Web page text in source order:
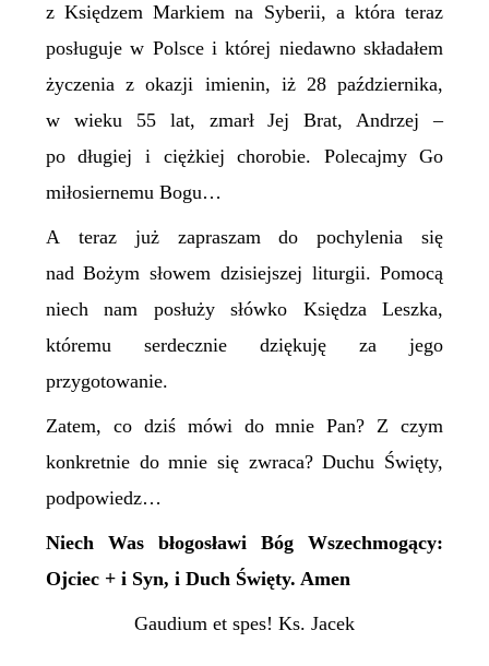
z Księdzem Markiem na Syberii, a która teraz
posługuje w Polsce i której niedawno składałem
życzenia z okazji imienin, iż 28 października,
w wieku 55 lat, zmarł Jej Brat, Andrzej –
po długiej i ciężkiej chorobie. Polecajmy Go
miłosiernemu Bogu…
A teraz już zapraszam do pochylenia się
nad Bożym słowem dzisiejszej liturgii. Pomocą
niech nam posłuży słówko Księdza Leszka,
któremu serdecznie dziękuję za jego
przygotowanie.
Zatem, co dziś mówi do mnie Pan? Z czym
konkretnie do mnie się zwraca? Duchu Święty,
podpowiedz…
Niech Was błogosławi Bóg Wszechmogący:
Ojciec + i Syn, i Duch Święty. Amen
Gaudium et spes! Ks. Jacek